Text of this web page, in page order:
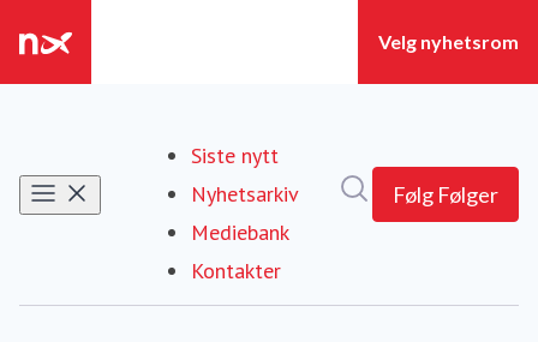
Siste nytt
Nyhetsarkiv
Mediebank
Kontakter
Følg Følger